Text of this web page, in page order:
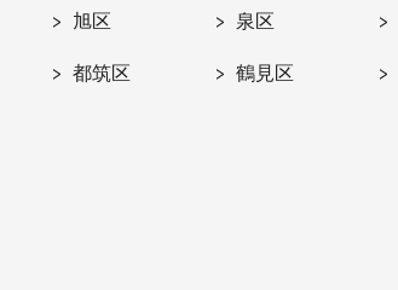
旭区 泉区
都筑区 鶴見区